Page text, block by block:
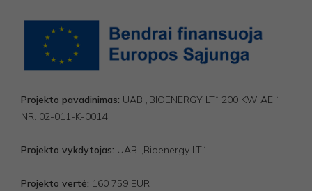
Projekto pavadinimas: UAB „BIOENERGY LT“ 200 KW AEI“
NR. 02-011-K-0014
Projekto vykdytojas: UAB „Bioenergy LT“
Projekto vertė: 160 759 EUR